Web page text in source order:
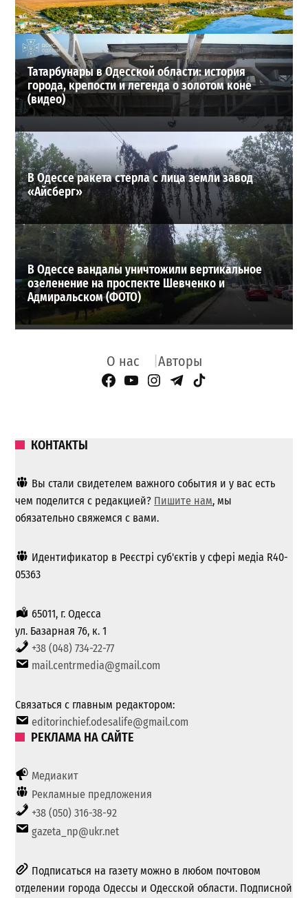
24-07-2026 в 14:29
ВИБОР РЕДАКЦИИ
Татарбунары в Одесской области: история
города, крепости и легенда о золотом коне
(видео)
В Одессе ракета стерла с лица земли завод
«Айсберг»
В Одессе вандалы уничтожили вертикальное
озеленение на проспекте Шевченко и
Адмиральском (ФОТО)
О нас Авторы
Facebook Page
YouTube
Instagram
Telegram
TikTok
КОНТАКТЫ
Вы стали свидетелем важного события и у вас есть
чем поделится с редакцией? Пишите нам, мы
обязательно свяжемся с вами.
Идентификатор в Реєстрі суб'єктів у сфері медіа R40-
05363
65011, г. Одесса
ул. Базарная 76, к. 1
+38 (048) 734-22-77
mail.centrmedia@gmail.com
Связаться с главным редактором:
editorinchief.odesalife@gmail.com
РЕКЛАМА НА САЙТЕ
Медиакит
Рекламные предложения
+38 (050) 316-38-92
gazeta_np@ukr.net
Подписаться на газету можно в любом почтовом
отделении города Одессы и Одесской области. Подписной